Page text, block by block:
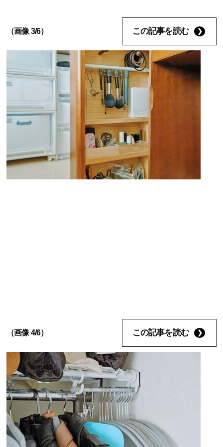
（画像 3/6） この記事を読む
（画像 4/6） この記事を読む